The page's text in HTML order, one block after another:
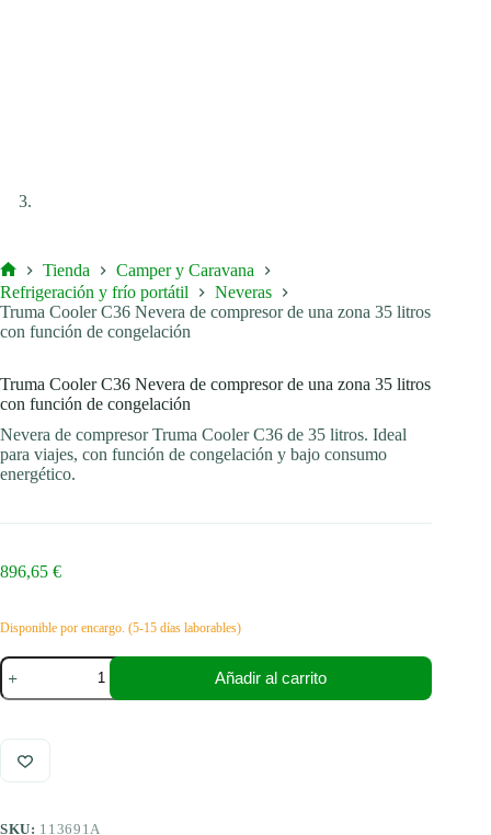
Inicio
Tienda
Camper y Caravana
Refrigeración y frío portátil
Neveras
Truma Cooler C36 Nevera de compresor de una zona 35 litros
con función de congelación
Truma Cooler C36 Nevera de compresor de una zona 35 litros
con función de congelación
Nevera de compresor Truma Cooler C36 de 35 litros. Ideal
para viajes, con función de congelación y bajo consumo
energético.
896,65 €
Disponible por encargo. (5-15 días laborables)
Truma
Cooler
C36
de
compresor
de
35
Añadir al carrito
SKU: 113691A